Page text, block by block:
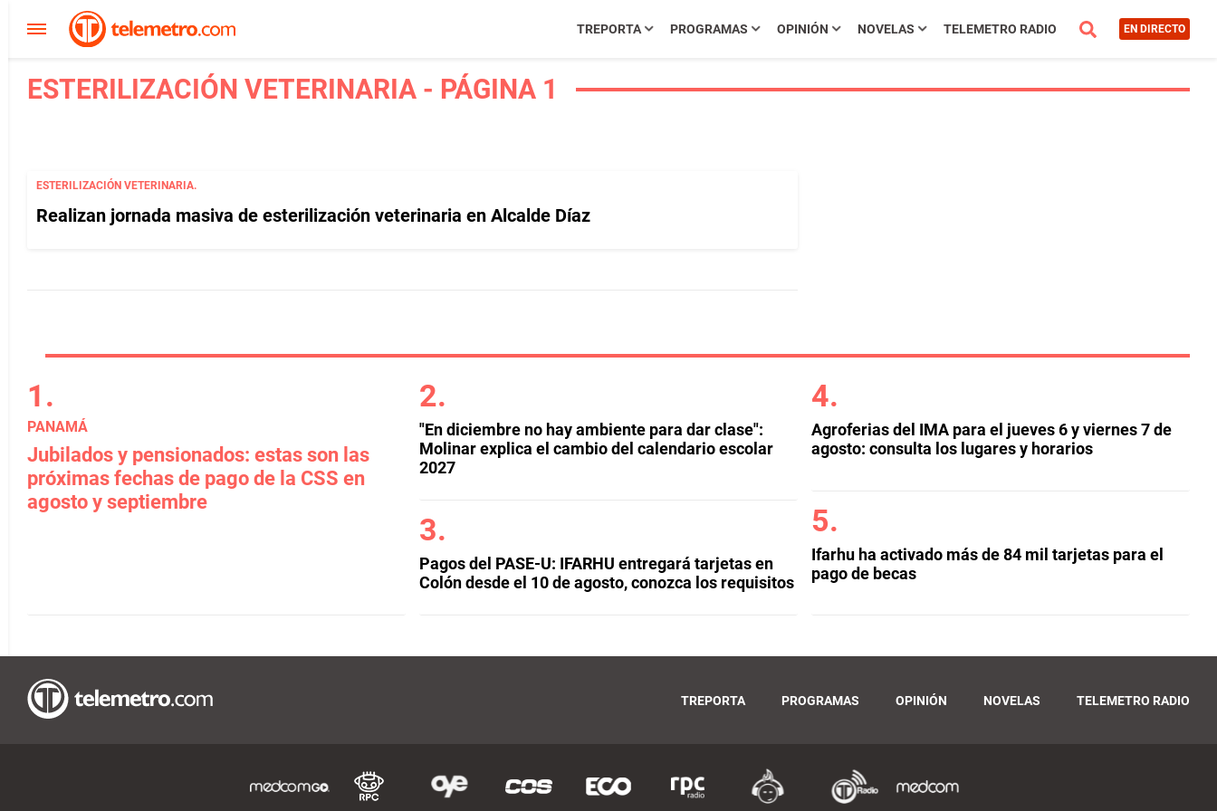
TREPORTA PROGRAMAS OPINIÓN NOVELAS TELEMETRO RADIO EN DIRECTO
ESTERILIZACIÓN VETERINARIA - PÁGINA 1
ESTERILIZACIÓN VETERINARIA.
Realizan jornada masiva de esterilización veterinaria en Alcalde Díaz
PANAMÁ
Jubilados y pensionados: estas son las
próximas fechas de pago de la CSS en
agosto y septiembre
"En diciembre no hay ambiente para dar clase":
Molinar explica el cambio del calendario escolar
2027
Pagos del PASE-U: IFARHU entregará tarjetas en
Colón desde el 10 de agosto, conozca los requisitos
Agroferias del IMA para el jueves 6 y viernes 7 de
agosto: consulta los lugares y horarios
Ifarhu ha activado más de 84 mil tarjetas para el
pago de becas
TREPORTA PROGRAMAS OPINIÓN NOVELAS TELEMETRO RADIO